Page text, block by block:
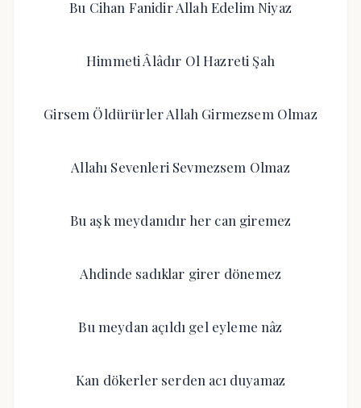
Bu Cihan Fanidir Allah Edelim Niyaz
Himmeti Âlâdır Ol Hazreti Şah
Girsem Öldürürler Allah Girmezsem Olmaz
Allahı Sevenleri Sevmezsem Olmaz
Bu aşk meydanıdır her can giremez
Ahdinde sadıklar girer dönemez
Bu meydan açıldı gel eyleme nâz
Kan dökerler serden acı duyamaz